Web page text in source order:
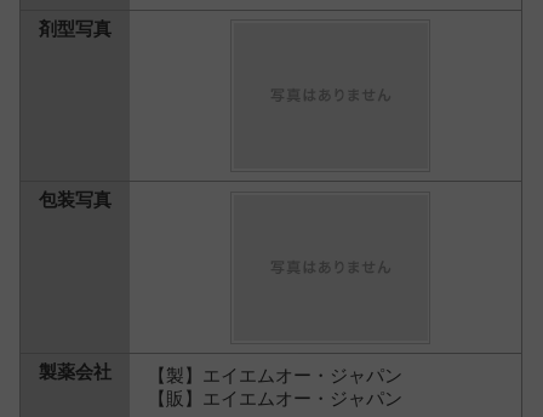
【製】エイエムオー・ジャパン
【販】エイエムオー・ジャパン